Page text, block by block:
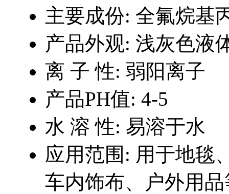
主要成份: 全氟烷基
产品外观: 浅灰色液
离 子 性: 弱阳离子
产品PH值: 4-5
水 溶 性: 易溶于水
应用范围: 用于地毯
车内饰布、户外用